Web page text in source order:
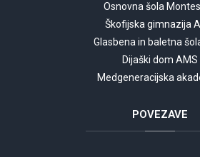
Osnovna šola
Škofijska gimnazija
Glasbena in baletna
Dijaški dom AMS
Medgeneracijska
POVEZAVE